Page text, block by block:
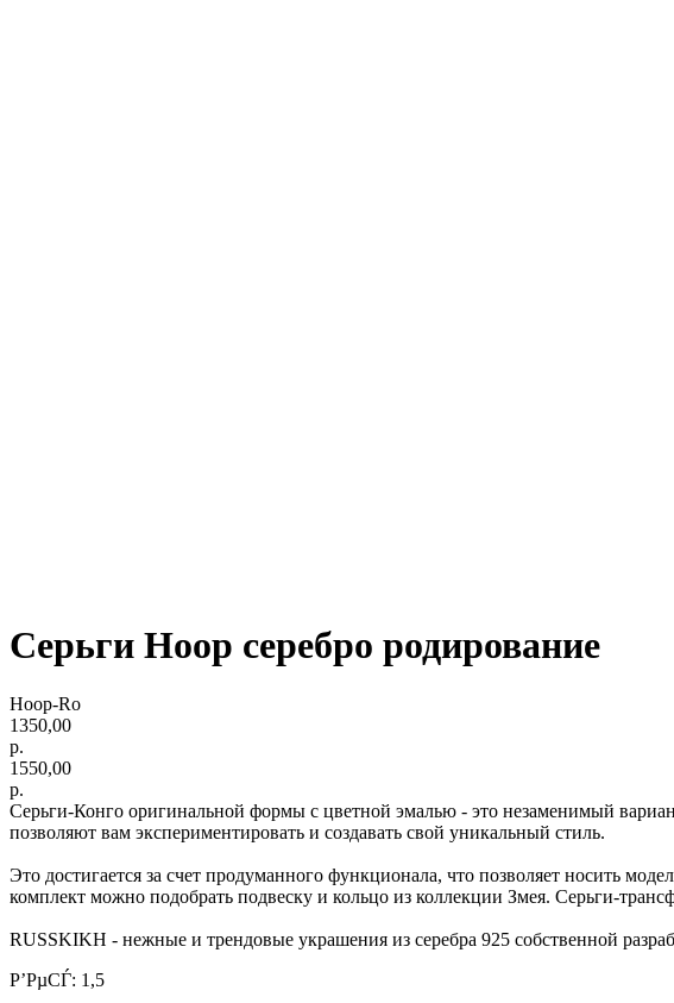
Серьги Hoop серебро родирование
Hoop-Ro
1350,00
р.
1550,00
р.
Серьги-Конго оригинальной формы с цветной эмалью - это незаменимый
позволяют вам экспериментировать и создавать свой уникальный стиль.
Это достигается за счет продуманного функционала, что позволяет носить
комплект можно подобрать подвеску и кольцо из коллекции Змея. Серьги-
RUSSKIKH - нежные и трендовые украшения из серебра 925 собственной
Р’РµСЃ: 1,5